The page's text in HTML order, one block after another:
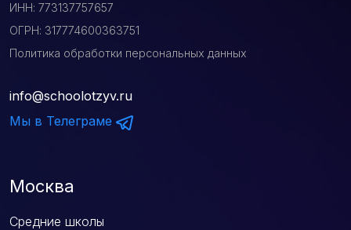
ИНН: 773137757657
ОГРН: 317774600363751
Политика обработки персональных данных
info@schoolotzyv.ru
Мы в Телеграме
Москва
Средние школы